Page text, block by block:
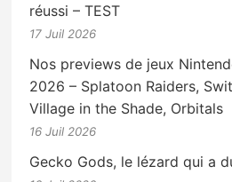
réussi – TEST
17 Juil 2026
Nos previews de jeux
2026 – Splatoon Raiders,
Village in the Shade, Orbitals
16 Juil 2026
Gecko Gods, le lézard qui a